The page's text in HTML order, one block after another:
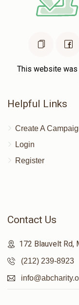
This website was
Helpful Links
Create A
Login
Register
Contact Us
172 Blauvelt Rd,
(212) 239-8923